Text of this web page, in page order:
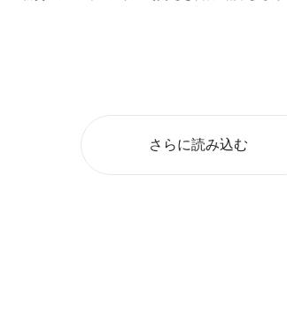
さらに読み込む